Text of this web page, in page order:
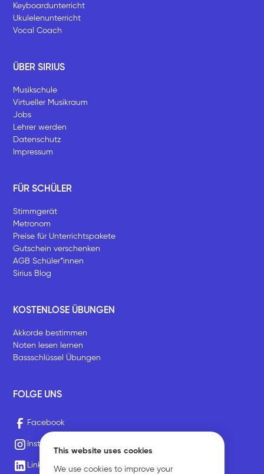
This website uses cookies
We use cookies to improve your
Keyboardunterricht
Ukulelenunterricht
Vocal Coach
ÜBER SIRIUS
Musikschule
Virtueller Musikraum
Jobs
Lehrer werden
Datenschutz
Impressum
FÜR SCHÜLER
Stimmgerät
Metronom
Preise für Unterrichtspakete
Gutschein verschenken
AGB Schüler*innen
Sirius Blog
KOSTENLOSE ÜBUNGEN
Akkorde bestimmen
Noten lesen lernen
Bassschlüssel Übungen
FOLGE UNS
Facebook
Instagram
LinkedIn